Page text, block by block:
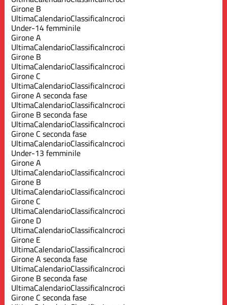
Girone B
UltimaCalendarioClassificaIncroci
Under-14 femminile
Girone A
UltimaCalendarioClassificaIncroci
Girone B
UltimaCalendarioClassificaIncroci
Girone C
UltimaCalendarioClassificaIncroci
Girone A seconda fase
UltimaCalendarioClassificaIncroci
Girone B seconda fase
UltimaCalendarioClassificaIncroci
Girone C seconda fase
UltimaCalendarioClassificaIncroci
Under-13 femminile
Girone A
UltimaCalendarioClassificaIncroci
Girone B
UltimaCalendarioClassificaIncroci
Girone C
UltimaCalendarioClassificaIncroci
Girone D
UltimaCalendarioClassificaIncroci
Girone E
UltimaCalendarioClassificaIncroci
Girone A seconda fase
UltimaCalendarioClassificaIncroci
Girone B seconda fase
UltimaCalendarioClassificaIncroci
Girone C seconda fase